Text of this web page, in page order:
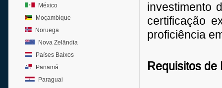
México
Moçambique
Noruega
Nova Zelândia
Países Baixos
Panamá
Paraguai
investimento
certificação
proficiência
Requisitos de